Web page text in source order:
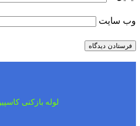
وب‌ سایت
لوله بازکنی